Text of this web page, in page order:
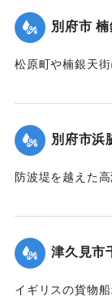
｜固有コード:
別府市
松原町や楠銀天
｜固有コード:
別府市浜
防波堤を越えた
込んだためほと
【出典：大分合
｜固有コード:
津久見市
イギリスの貨物